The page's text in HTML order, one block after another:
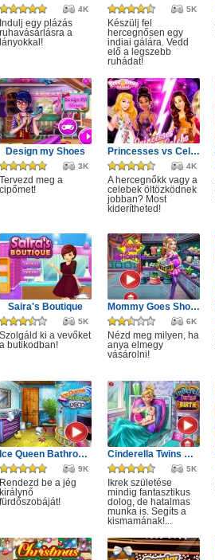
4K
Indulj egy plázás
ruhavásárlásra a
lányokkal!
5K
Készülj fel
hercegnősen egy
indiai gálára. Vedd
elő a legszebb
ruhádat!
Design my Shoes
3K
Tervezd meg a
cipőmet!
Princesses vs Celebs Fashion Challenge
4K
A hercegnőkk vagy a
celebek öltözködnek
jobban? Most
kiderítheted!
Saira's Boutique
5K
Szolgáld ki a vevőket
a butikodban!
Mommy Goes Shopping
6K
Nézd meg milyen, ha
anya elmegy
vásárolni!
Ice Queen Bathroom Deco
9K
Rendezd be a jég
királynő
fürdőszobáját!
Cinderella Twins Birth
5K
Ikrek születése
mindig fantasztikus
dolog, de hatalmas
munka is. Segíts a
kismamának!...